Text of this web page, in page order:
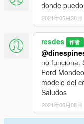
donde
2021年05月30日
resdes 作者
no funciona.
Ford
modelo del
Saludos
2021年06月08日